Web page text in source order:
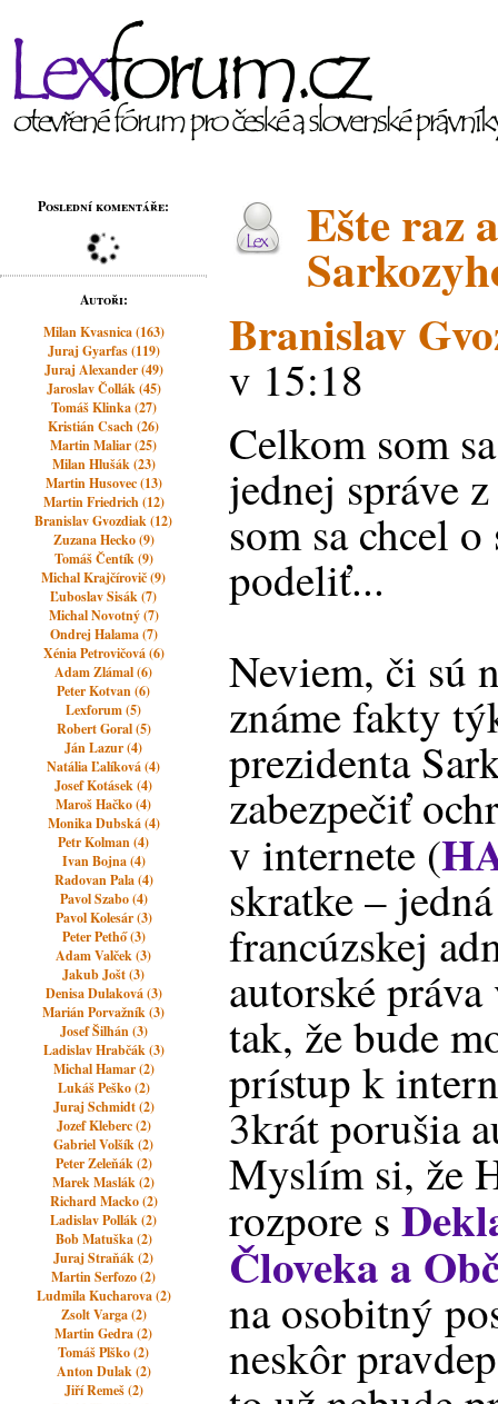
Poslední komentáře:
Autoři:
Milan Kvasnica (163)
Juraj Gyarfas (119)
Juraj Alexander (49)
Jaroslav Čollák (45)
Tomáš Klinka (27)
Kristián Csach (26)
Martin Maliar (25)
Milan Hlušák (23)
Martin Husovec (13)
Martin Friedrich (12)
Branislav Gvozdiak (12)
Zuzana Hecko (9)
Tomáš Čentík (9)
Michal Krajčírovič (9)
Ľuboslav Sisák (7)
Michal Novotný (7)
Ondrej Halama (7)
Xénia Petrovičová (6)
Adam Zlámal (6)
Peter Kotvan (6)
Lexforum (5)
Robert Goral (5)
Ján Lazur (4)
Natália Ľalíková (4)
Josef Kotásek (4)
Maroš Hačko (4)
Monika Dubská (4)
Petr Kolman (4)
Ivan Bojna (4)
Radovan Pala (4)
Pavol Szabo (4)
Pavol Kolesár (3)
Peter Pethő (3)
Adam Valček (3)
Jakub Jošt (3)
Denisa Dulaková (3)
Marián Porvažník (3)
Josef Šilhán (3)
Ladislav Hrabčák (3)
Michal Hamar (2)
Lukáš Peško (2)
Juraj Schmidt (2)
Jozef Kleberc (2)
Gabriel Volšík (2)
Peter Zeleňák (2)
Marek Maslák (2)
Richard Macko (2)
Ladislav Pollák (2)
Bob Matuška (2)
Juraj Straňák (2)
Martin Serfozo (2)
Ludmila Kucharova (2)
Zsolt Varga (2)
Martin Gedra (2)
Tomáš Plško (2)
Anton Dulak (2)
Jiří Remeš (2)
Ešte raz
Branislav
v 15:18
Celkom som
jednej správe
som sa chcel
podeliť...
Neviem, či sú
známe fakty
prezidenta
zabezpečiť
v internete (
skratke –
francúzskej
autorské
tak, že bude
prístup k
3krát porušia
Myslím si, že
rozpore s
Človeka a
na osobitný
neskôr